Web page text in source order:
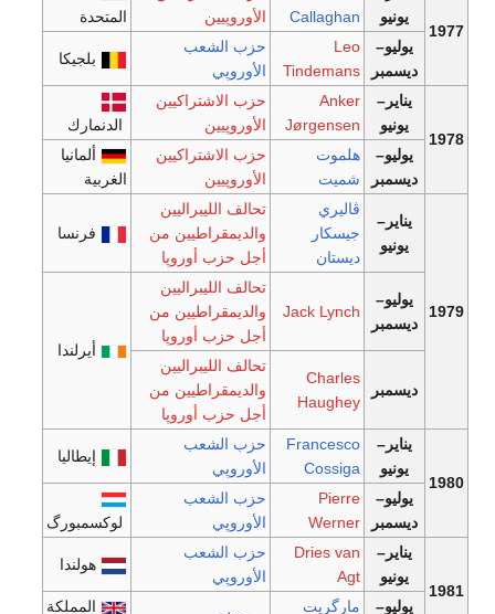
1977
يونيو
Callaghan
الأوروپيين
المتحدة
يوليو–
ديسمبر
Leo
Tindemans
حزب الشعب
الأوروپي
بلجيكا
1978
يناير–
يونيو
Anker
Jørgensen
حزب الاشتراكيين
الأوروپيين
الدنمارك
يوليو–
ديسمبر
هلموت
شميت
حزب الاشتراكيين
الأوروپيين
ألمانيا
الغربية
1979
يناير–
يونيو
ڤاليري
جيسكار
ديستان
تحالف الليبراليين
والديمقراطيين من
أجل حزب أوروپا
فرنسا
يوليو–
ديسمبر
Jack Lynch
تحالف الليبراليين
والديمقراطيين من
أجل حزب أوروپا
أيرلندا
ديسمبر
Charles
Haughey
تحالف الليبراليين
والديمقراطيين من
أجل حزب أوروپا
1980
يناير–
يونيو
Francesco
Cossiga
حزب الشعب
الأوروپي
إيطاليا
يوليو–
ديسمبر
Pierre
Werner
حزب الشعب
الأوروپي
لوكسمبورگ
1981
يناير–
يونيو
Dries van
Agt
حزب الشعب
الأوروپي
هولندا
يوليو–
مارگريت
المملكة